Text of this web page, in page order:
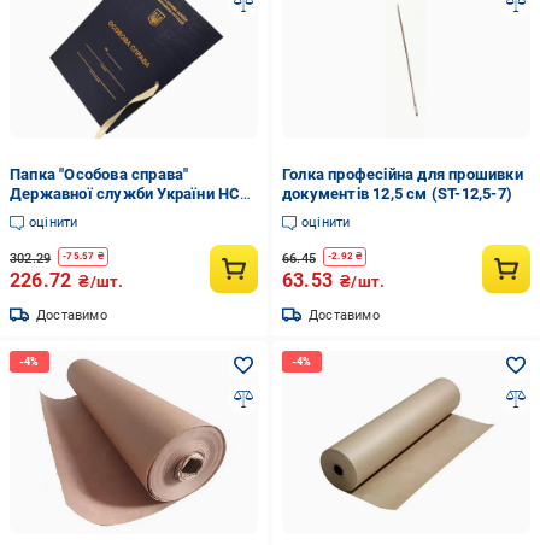
Папка "Особова справа"
Державної служби України НС
А4 з тисненням корінець 40 мм
з бумвінілу (PDSU-LD-NS-A4-BT-
40-2)
оцінити
302.29 -75.57 ₴
226.72 ₴/шт.
Доставимо
Голка професійна для прошивки
документів 12,5 см (ST-12,5-7)
оцінити
66.45 -2.92₴
63.53 ₴/шт.
Доставимо